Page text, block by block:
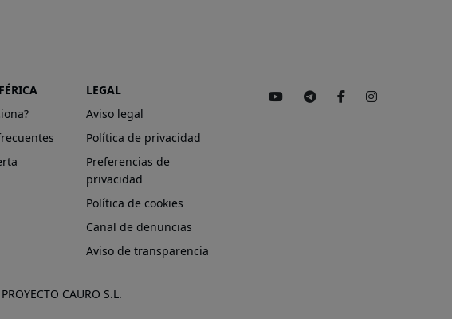
LEGAL
Aviso legal
Política de privacidad
Preferencias de
privacidad
Política de cookies
Canal de denuncias
Aviso de transparencia
CAURO S.L.